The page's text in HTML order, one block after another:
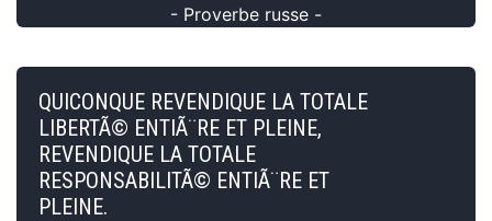
- Proverbe russe -
QUICONQUE REVENDIQUE LA TOTALE
LIBERTÃ© ENTIÃ¨RE ET PLEINE,
REVENDIQUE LA TOTALE
RESPONSABILITÃ© ENTIÃ¨RE ET
PLEINE.